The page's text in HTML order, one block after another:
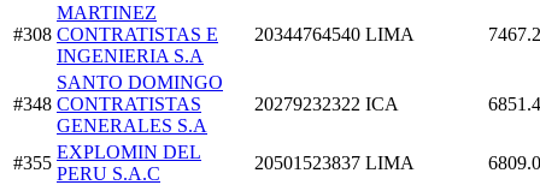
#308
MARTINEZ
CONTRATISTAS E
INGENIERIA S.A
20344764540 LIMA
#348
SANTO DOMINGO
CONTRATISTAS
GENERALES S.A
20279232322 ICA
#355
EXPLOMIN DEL
PERU S.A.C
20501523837 LIMA